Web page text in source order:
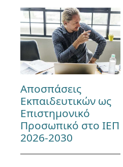
Αποσπάσεις
Εκπαιδευτικών ως
Επιστημονικό
Προσωπικό στο ΙΕΠ
2026-2030